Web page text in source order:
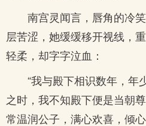
南宫灵闻言，唇角的冷
层苦涩，她缓缓移开视线，
轻柔，却字字泣血：
“我与殿下相识数年，年
之时，我不知殿下便是当朝
常温润公子，满心欢喜，倾